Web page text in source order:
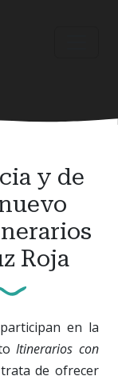
y de
Roja
en la
Itinerarios con
de ofrecer